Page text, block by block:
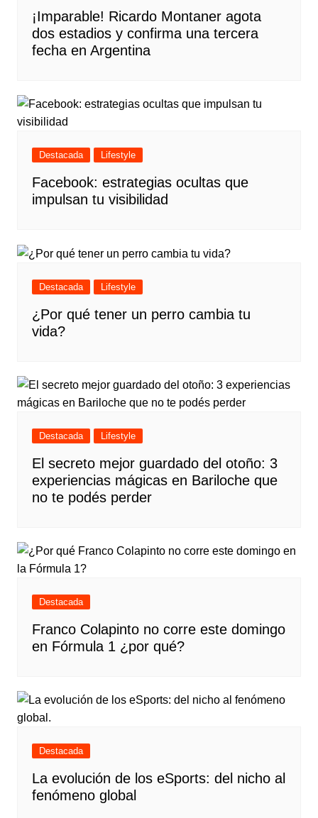
¡Imparable! Ricardo Montaner agota
dos estadios y confirma una tercera
fecha en Argentina
Destacada Lifestyle
Facebook: estrategias ocultas que
impulsan tu visibilidad
Destacada Lifestyle
¿Por qué tener un perro cambia tu
vida?
Destacada Lifestyle
El secreto mejor guardado del otoño: 3
experiencias mágicas en Bariloche que
no te podés perder
Destacada
Franco Colapinto no corre este domingo
en Fórmula 1 ¿por qué?
Destacada
La evolución de los eSports: del nicho al
fenómeno global